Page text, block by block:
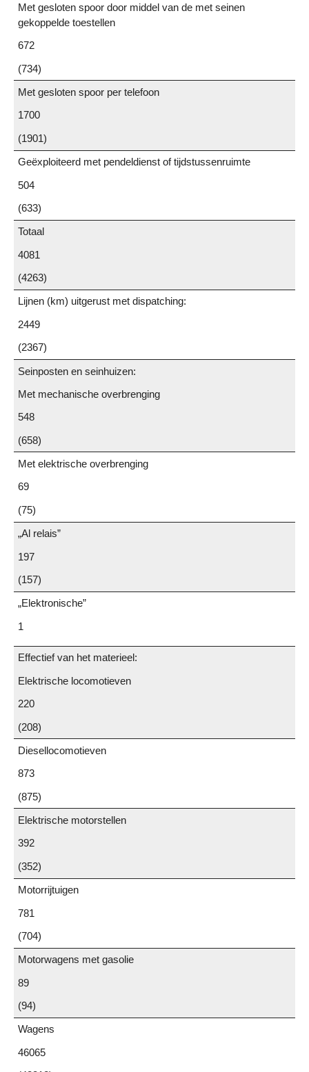
Met gesloten spoor door middel van de met seinen
gekoppelde toestellen
672
(734)
Met gesloten spoor per telefoon
1700
(1901)
Geëxploiteerd met pendeldienst of tijdstussenruimte
504
(633)
Totaal
4081
(4263)
Lijnen (km) uitgerust met dispatching:
2449
(2367)
Seinposten en seinhuizen:
Met mechanische overbrenging
548
(658)
Met elektrische overbrenging
69
(75)
„Al relais”
197
(157)
„Elektronische”
1
Effectief van het materieel:
Elektrische locomotieven
220
(208)
Diesellocomotieven
873
(875)
Elektrische motorstellen
392
(352)
Motorrijtuigen
781
(704)
Motorwagens met gasolie
89
(94)
Wagens
46065